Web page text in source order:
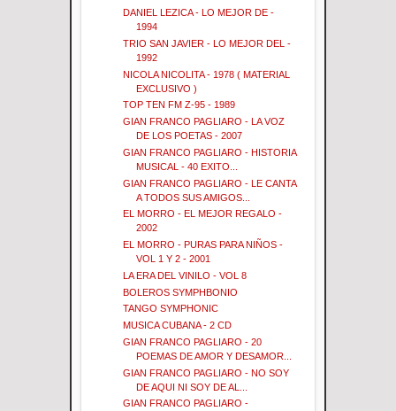
DANIEL LEZICA - LO MEJOR DE -
1994
TRIO SAN JAVIER - LO MEJOR DEL -
1992
NICOLA NICOLITA - 1978 ( MATERIAL
EXCLUSIVO )
TOP TEN FM Z-95 - 1989
GIAN FRANCO PAGLIARO - LA VOZ
DE LOS POETAS - 2007
GIAN FRANCO PAGLIARO - HISTORIA
MUSICAL - 40 EXITO...
GIAN FRANCO PAGLIARO - LE CANTA
A TODOS SUS AMIGOS...
EL MORRO - EL MEJOR REGALO -
2002
EL MORRO - PURAS PARA NIÑOS -
VOL 1 Y 2 - 2001
LA ERA DEL VINILO - VOL 8
BOLEROS SYMPHBONIO
TANGO SYMPHONIC
MUSICA CUBANA - 2 CD
GIAN FRANCO PAGLIARO - 20
POEMAS DE AMOR Y DESAMOR...
GIAN FRANCO PAGLIARO - NO SOY
DE AQUI NI SOY DE AL...
GIAN FRANCO PAGLIARO -